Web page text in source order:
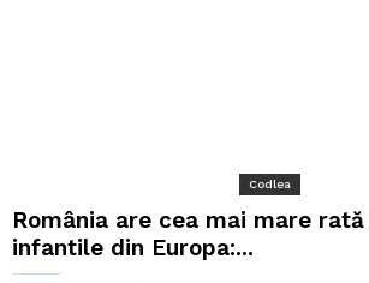
Codlea
România are cea mai mare
infantile din Europa:...